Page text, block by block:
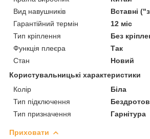
Вид навушників
Вставні
Гарантійний термін
12 міс
Тип кріплення
Без
Функція плеєра
Так
Стан
Новий
Користувальницькі характеристики
Колір
Біла
Тип підключення
Тип призначення
Гарнітура
Приховати